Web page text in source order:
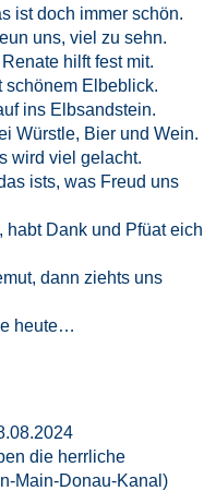
ist doch immer schön.
uns, viel zu sehn.
hilft fest mit.
schönem Elbeblick.
ins Elbsandstein.
Würstle, Bier und Wein.
wird viel gelacht.
ists, was Freud uns
habt Dank und Pfüat eich
dann ziehts uns
heute…
die herrliche
Main-Donau-Kanal)